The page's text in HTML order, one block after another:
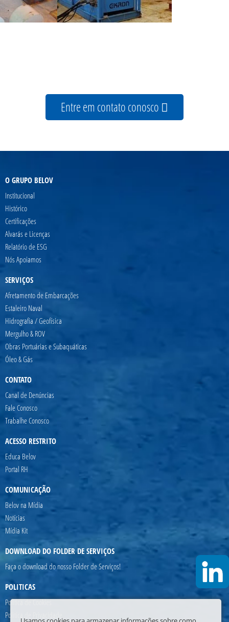
Entre em contato conosco
O GRUPO BELOV
Institucional
Histórico
Certificações
Alvarás e Licenças
Relatório de ESG
Nós Apoiamos
SERVIÇOS
Afretamento de Embarcações
Estaleiro Naval
Hidrografia / Geofísica
Mergulho & ROV
Obras Portuárias e Subaquáticas
Óleo & Gás
CONTATO
Canal de Denúncias
Fale Conosco
Trabalhe Conosco
ACESSO RESTRITO
Educa Belov
Portal RH
COMUNICAÇÃO
Belov na Mídia
Notícias
Mídia Kit
DOWNLOAD DO FOLDER DE SERVIÇOS
Faça o download do nosso Folder de Serviços!
POLITICAS
Politica de Cookies
Politica de Privacidade